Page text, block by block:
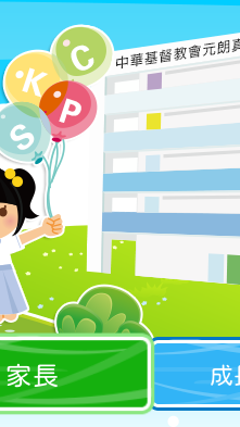
家長 成